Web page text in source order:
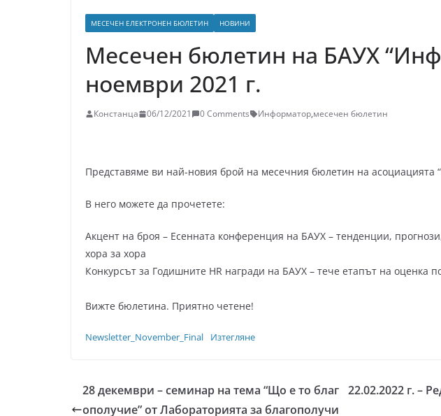
МЕСЕЧЕН ЕЛЕКТРОНЕН БЮЛЕТИН НОВИНИ
Месечен бюлетин на БАУХ
ноември 2021 г.
Констанца 06/12/2021 0 Comments Информатор,месечен бюлетин
Представяме ви най-новия брой на месечния бюлетин на асоциацията
В него можете да прочетете:
Акцент на броя – Есенната конференция на БАУХ – тенденции,
хора за хора
Конкурсът за Годишните HR награди на БАУХ – тече етапът на оценка
Вижте бюлетина. Приятно четене!
Newsletter_November_Final Изтегляне
28 декември – семинар на тема “Що е то благ
ополучие” от Лабораторията за благополучи
22.02.2022 г. –